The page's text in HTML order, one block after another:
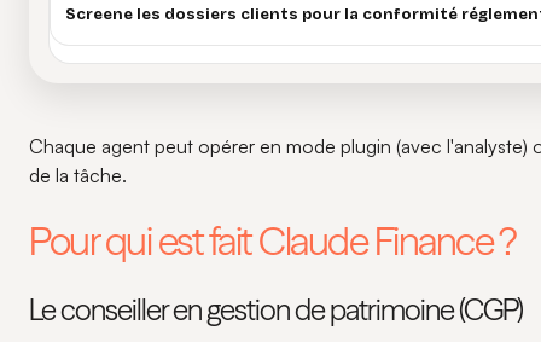
Screene les dossiers clients pour la conformité
Chaque agent peut opérer en mode plugin (avec
de la tâche.
Pour qui est fait Claude Finance ?
Le conseiller en gestion de patrimoine (CGP)